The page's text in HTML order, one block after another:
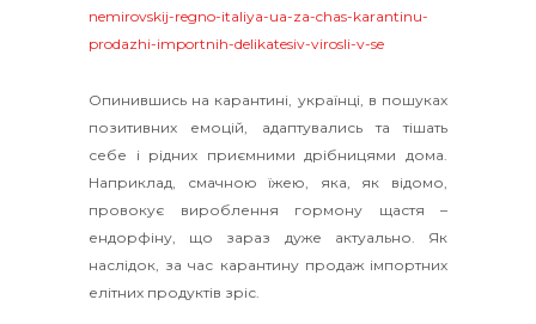
nemirovskij-regno-italiya-ua-za-chas-karantinu-
prodazhi-importnih-delikatesiv-virosli-v-se
Опинившись на карантині, українці, в пошуках
позитивних емоцій, адаптувались та тішать
себе і рідних приємними дрібницями дома.
Наприклад, смачною їжею, яка, як відомо,
провокує вироблення гормону щастя –
ендорфіну, що зараз дуже актуально. Як
наслідок, за час карантину продаж імпортних
елітних продуктів зріс.